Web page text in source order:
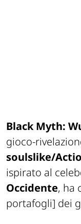
Black Myth:
gioco-
soulslike/
ispirato al
Occidente, ha
portafogli] dei